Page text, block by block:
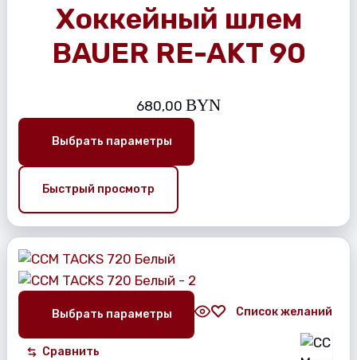
Хоккейный шлем
BAUER RE-AKT 90
680,00 BYN
Выбрать параметры
Быстрый просмотр
Выбрать параметры Список желаний
Сравнить